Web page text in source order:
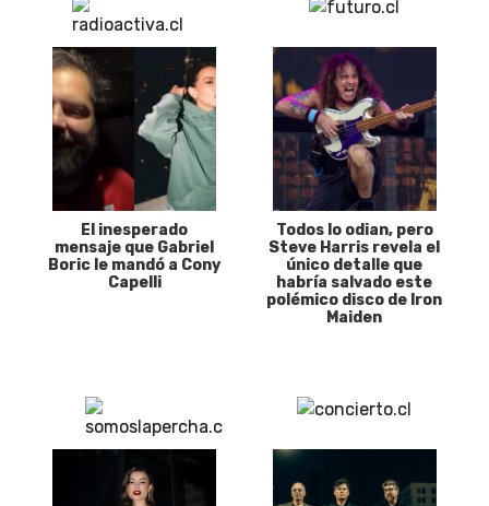
El inesperado
mensaje que Gabriel
Boric le mandó a Cony
Capelli
Todos lo odian, pero
Steve Harris revela el
único detalle que
habría salvado este
polémico disco de Iron
Maiden